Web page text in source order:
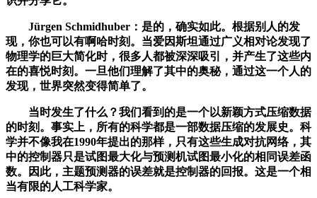
Jürgen Schmidhuber：是的，确实如此。根据别人的发
现，你也可以有啊哈时刻。当爱因斯坦通过广义相对论发现了
物理学的巨大简化时，很多人都被深深吸引，并产生了这些内
在的喜悦时刻。一旦他们理解了其中的奥秘，通过这一个人的
发现，世界突然变得简单了。
当时发生了什么？我们看到的是一个以新颖方式压缩数据
的时刻。事实上，所有的科学都是一部数据压缩的发展史。科
学并不像我在1990年提出的那样，只有这些生成对抗网络，其
中的控制器只是试图最大化与预测机试图最小化的相同误差函
数。因此，主题预测器的误差就是控制器的回报。这是一个相
当有限的人工科学家。